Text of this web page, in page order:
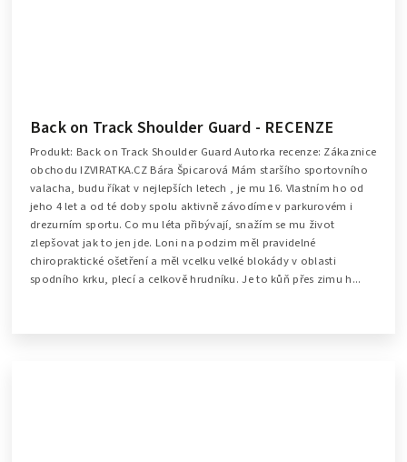
Back on Track Shoulder Guard - RECENZE
Produkt: Back on Track Shoulder Guard Autorka recenze: Zákaznice
obchodu IZVIRATKA.CZ Bára Špicarová Mám staršího sportovního
valacha, budu říkat v nejlepších letech , je mu 16. Vlastním ho od
jeho 4 let a od té doby spolu aktivně závodíme v parkurovém i
drezurním sportu. Co mu léta přibývají, snažím se mu život
zlepšovat jak to jen jde. Loni na podzim měl pravidelné
chiropraktické ošetření a měl vcelku velké blokády v oblasti
spodního krku, plecí a celkově hrudníku. Je to kůň přes zimu h...